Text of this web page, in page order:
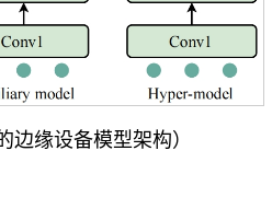
边缘设备模型架构）